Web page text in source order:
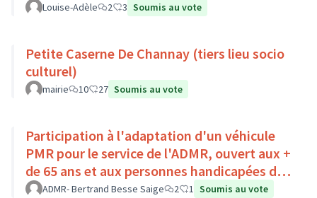
Louise-Adèle 2 3 Soumis au vote
Petite Caserne De Channay (tiers lieu socio
culturel)
mairie 10 27 Soumis au vote
Participation à l'adaptation d'un véhicule
PMR pour le service de l'ADMR, ouvert aux +
de 65 ans et aux personnes handicapées du
Pays Loire-Touraine.
ADMR- Bertrand Besse Saige 2 1 Soumis au vote